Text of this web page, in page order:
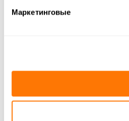
Маркетинговые